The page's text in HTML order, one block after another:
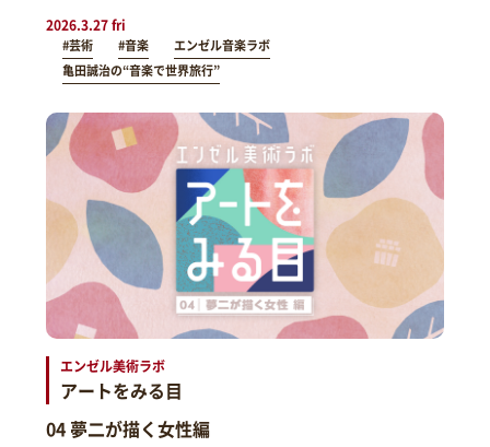
2026.3.27 fri
#芸術 #音楽
エンゼル音楽ラボ
亀田誠治の“音楽で世界旅行”
エンゼル美術ラボ
アートをみる目
04 夢二が描く女性編